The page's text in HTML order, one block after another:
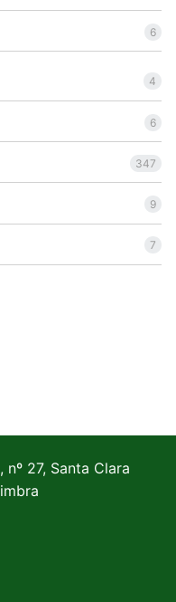
6
4
6
347
9
7
nº 27, Santa Clara